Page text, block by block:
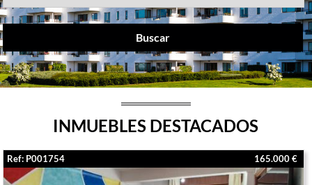
Buscar
INMUEBLES DESTACADOS
Ref: P001754 165.000 €